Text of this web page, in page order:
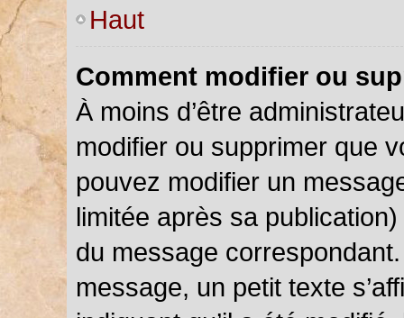
Haut
Comment modifier ou
À moins d’être
modifier ou supprimer que
pouvez modifier un
limitée après sa
du message
message, un petit texte